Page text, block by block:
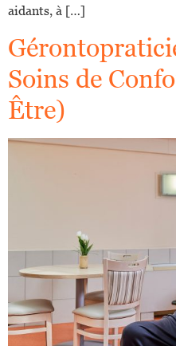
aidants, à […]
Soins de
Être)